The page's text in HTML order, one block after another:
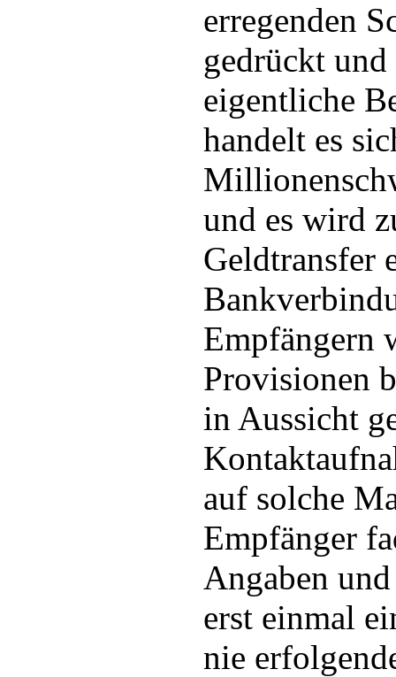
erregenden
gedrückt
eigentliche
handelt es
und es wird
Geldtransfer
Empfängern
Provisionen
in Aussicht
auf solche
Empfänger
Angaben
erst einmal
nie